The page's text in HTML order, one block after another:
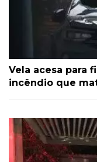
Vela acesa para
incêndio que